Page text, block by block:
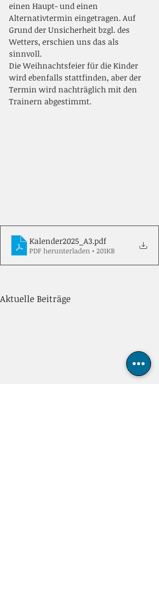
einen Haupt- und einen
Alternativtermin eingetragen. Auf
Grund der Unsicherheit bzgl. des
Wetters, erschien uns das als
sinnvoll.
Die Weihnachtsfeier für die Kinder
wird ebenfalls stattfinden, aber der
Termin wird nachträglich mit den
Trainern abgestimmt.
Kalender2025_A3.pdf
PDF herunterladen • 201KB
Aktuelle Beiträge